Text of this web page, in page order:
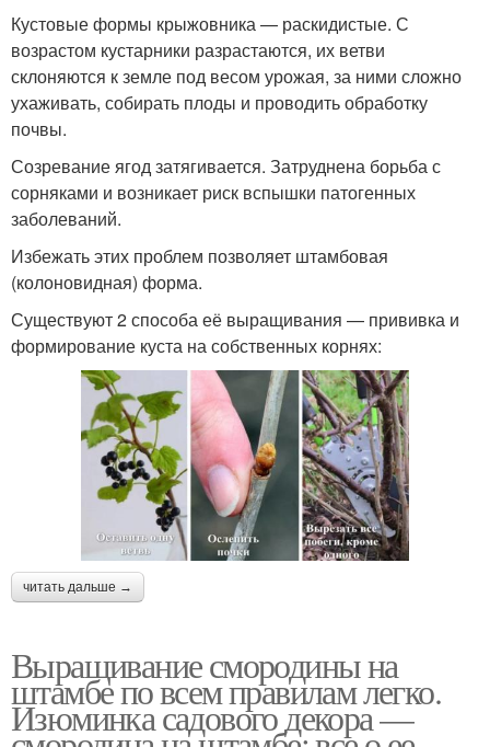
Кустовые формы крыжовника — раскидистые. С
возрастом кустарники разрастаются, их ветви
склоняются к земле под весом урожая, за ними сложно
ухаживать, собирать плоды и проводить обработку
почвы.
Созревание ягод затягивается. Затруднена борьба с
сорняками и возникает риск вспышки патогенных
заболеваний.
Избежать этих проблем позволяет штамбовая
(колоновидная) форма.
Существуют 2 способа её выращивания — прививка и
формирование куста на собственных корнях:
читать дальше →
Выращивание смородины на
штамбе по всем правилам легко.
Изюминка садового декора —